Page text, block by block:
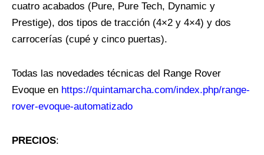
cuatro acabados (Pure, Pure Tech, Dynamic y
Prestige), dos tipos de tracción (4×2 y 4×4) y dos
carrocerías (cupé y cinco puertas).
Todas las novedades técnicas del Range Rover
Evoque en https://quintamarcha.com/index.php/range-
rover-evoque-automatizado
PRECIOS: